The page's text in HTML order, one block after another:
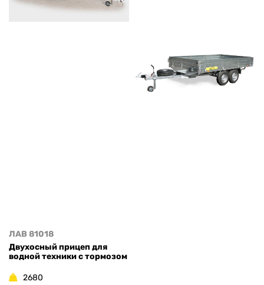
ЛАВ 81018
Двухосный прицеп для
водной техники с тормозом
2680